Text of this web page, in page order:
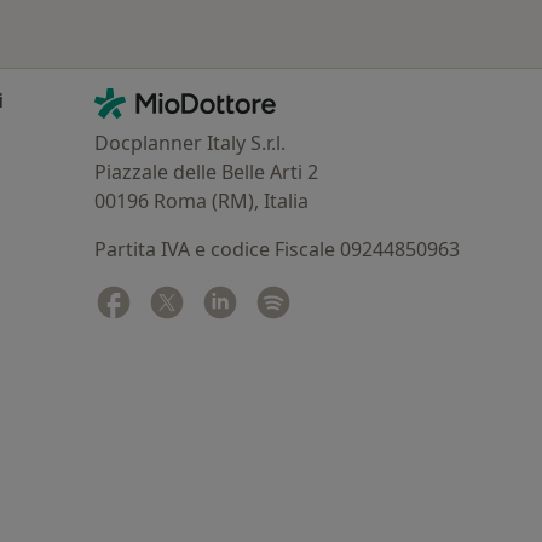
Contatti
MioDottore - Homepage
Docplanner Italy S.r.l.
Piazzale delle Belle Arti 2
00196 Roma (RM), Italia
Partita IVA e codice Fiscale 09244850963
Facebook
si apre in una nuova scheda
Twitter
si apre in una nuova scheda
Linkedin
si apre in una nuova scheda